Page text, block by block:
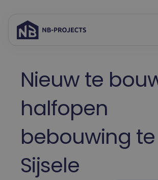
Spring
Nieuw te
halfopen
bebouwing te
Sijsele